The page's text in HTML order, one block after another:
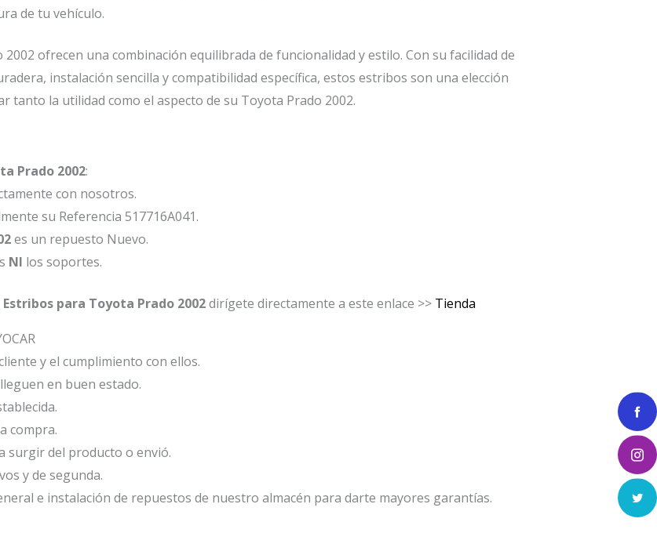
de tu vehículo.
ofrecen una combinación equilibrada de funcionalidad y estilo. Con su facilidad de
instalación sencilla y compatibilidad específica, estos estribos son una elección
tanto la utilidad como el aspecto de su Toyota Prado 2002.
Prado 2002:
con nosotros.
su Referencia 517716A041.
es un repuesto Nuevo.
NI los soportes.
Estribos para Toyota Prado 2002dirígete directamente a este enlace >> Tienda
y el cumplimiento con ellos.
en buen estado.
compra.
surgir del producto o envió.
y de segunda.
e instalación de repuestos de nuestro almacén para darte mayores garantías.